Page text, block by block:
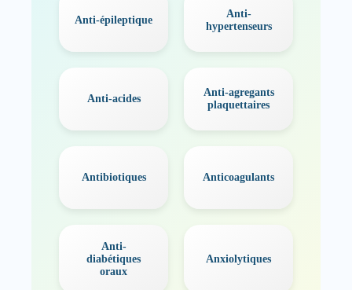
Anti-épileptique
Anti-
hypertenseurs
Anti-acides
Anti-agregants
plaquettaires
Antibiotiques Anticoagulants
Anti-
diabétiques
oraux
Anxiolytiques